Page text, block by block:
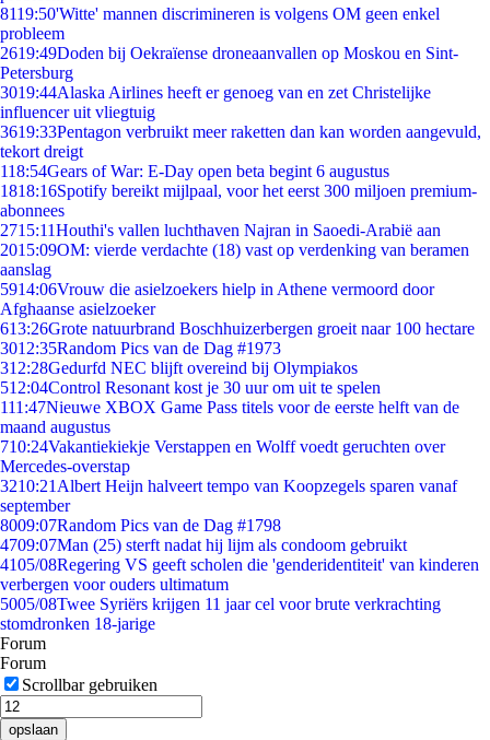
8119:50'Witte' mannen discrimineren is volgens OM geen enkel
probleem
2619:49Doden bij Oekraïense droneaanvallen op Moskou en Sint-
Petersburg
3019:44Alaska Airlines heeft er genoeg van en zet Christelijke
influencer uit vliegtuig
3619:33Pentagon verbruikt meer raketten dan kan worden aangevuld,
tekort dreigt
118:54Gears of War: E-Day open beta begint 6 augustus
1818:16Spotify bereikt mijlpaal, voor het eerst 300 miljoen premium-
abonnees
2715:11Houthi's vallen luchthaven Najran in Saoedi-Arabië aan
2015:09OM: vierde verdachte (18) vast op verdenking van beramen
aanslag
5914:06Vrouw die asielzoekers hielp in Athene vermoord door
Afghaanse asielzoeker
613:26Grote natuurbrand Boschhuizerbergen groeit naar 100 hectare
3012:35Random Pics van de Dag #1973
312:28Gedurfd NEC blijft overeind bij Olympiakos
512:04Control Resonant kost je 30 uur om uit te spelen
111:47Nieuwe XBOX Game Pass titels voor de eerste helft van de
maand augustus
710:24Vakantiekiekje Verstappen en Wolff voedt geruchten over
Mercedes-overstap
3210:21 Albert Heijn halveert tempo van Koopzegels sparen vanaf
september
8009:07Random Pics van de Dag #1798
4709:07Man (25) sterft nadat hij lijm als condoom gebruikt
4105/08Regering VS geeft scholen die 'genderidentiteit' van kinderen
verbergen voor ouders ultimatum
5005/08Twee Syriërs krijgen 11 jaar cel voor brute verkrachting
stomdronken 18-jarige
Forum
Forum
Scrollbar gebruiken
opslaan